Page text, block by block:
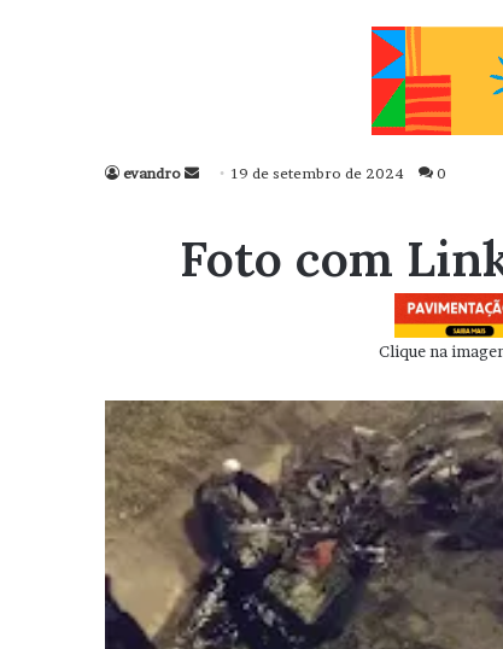
evandro
Mande
mail
19 de setembro de 2024 0
Foto com
Clique na